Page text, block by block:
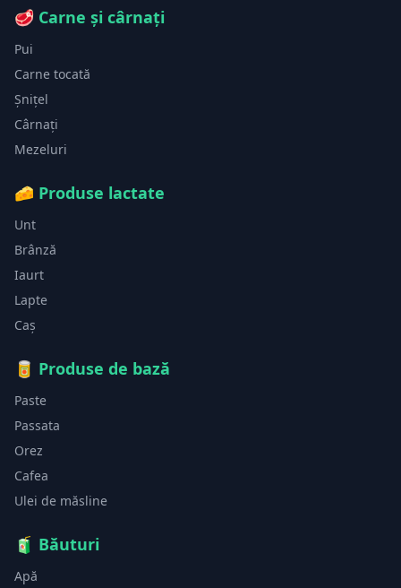
🥩 Carne și cârnați
Pui
Carne tocată
Șnițel
Cârnați
Mezeluri
🧀 Produse lactate
Unt
Brânză
Iaurt
Lapte
Caș
🥫 Produse de bază
Paste
Passata
Orez
Cafea
Ulei de măsline
🧃 Băuturi
Apă